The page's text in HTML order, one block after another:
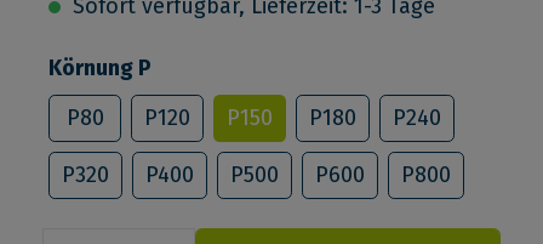
Sofort verfügbar, Lieferzeit: 1-3 Tage
Körnung P
P80
P120 P150 P180 P240
P320 P400 P500 P600 P800